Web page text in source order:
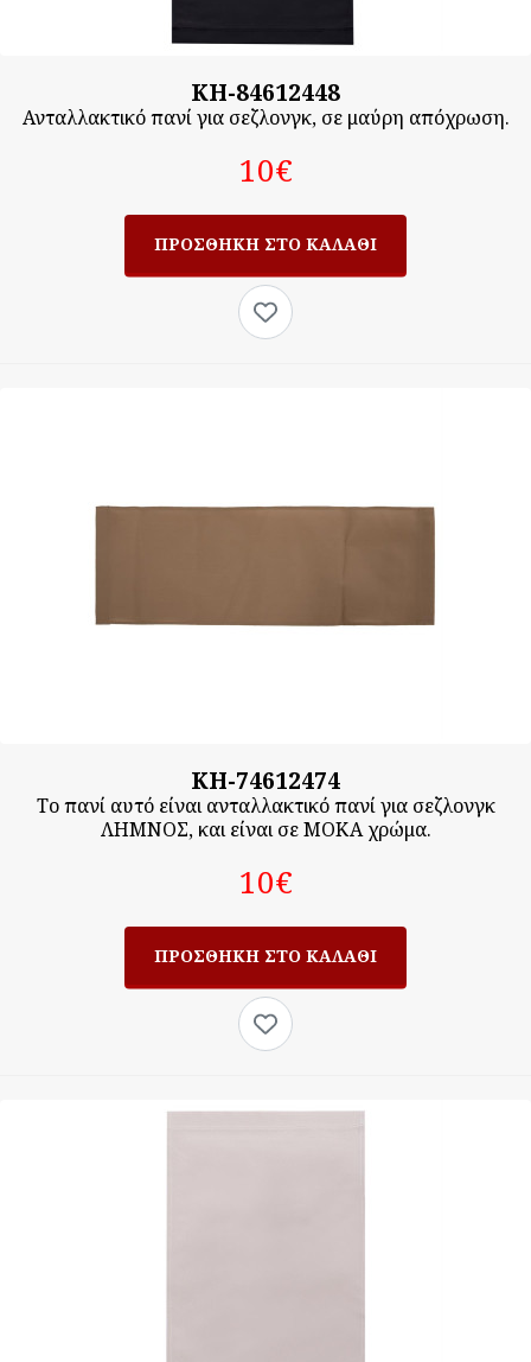
KH-84612448
Ανταλλακτικό πανί για σεζλονγκ, σε μαύρη απόχρωση.
10‎€
KH-74612474
Το πανί αυτό είναι ανταλλακτικό πανί για σεζλονγκ
ΛΗΜΝΟΣ, και είναι σε ΜΟΚΑ χρώμα.
10‎€